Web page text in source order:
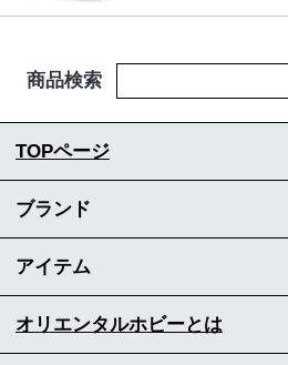
商品検索
TOPページ
ブランド
アイテム
オリエンタルホビーとは